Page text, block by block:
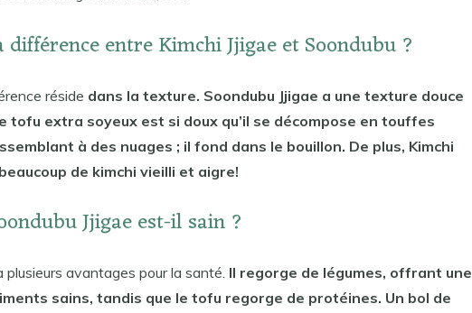
différence entre Kimchi Jjigae et Soondubu ?
réside dans la texture. Soondubu Jjigae a une texture douce
tofu extra soyeux est si doux qu’il se décompose en touffes
à des nuages ; il fond dans le bouillon. De plus, Kimchi
de kimchi vieilli et aigre!
Jjigae est-il sain ?
plusieurs avantages pour la santé. Il regorge de légumes, offrant une
sains, tandis que le tofu regorge de protéines. Un bol de